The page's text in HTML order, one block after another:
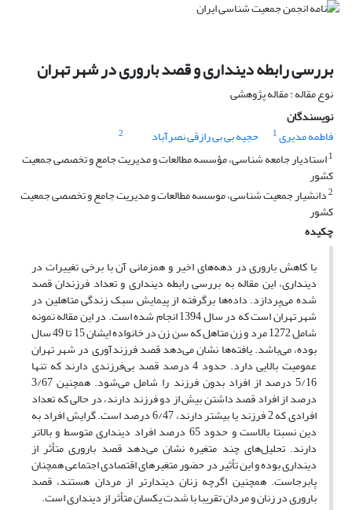
بررسی رابطه دینداری و قصد باروری در شهر تهران
نوع مقاله : مقاله پژوهشی
نویسندگان
فاطمه مدیری1 حجیه بی بی رازقی نصرآباد
2
1استادیار جامعه شناسی، مؤسسه مطالعات و مدیریت جامع و تخصصی جمعیت
کشور
2دانشیار جمعیت شناسی، موسسه مطالعات و مدیریت جامع و تخصصی جمعیت
کشور
چکیده
با کاهش باروری در دهه‌های اخیر و همزمانی آن با برخی تغییرات در
دینداری، این مقاله به بررسی رابطه دینداری و تعداد فرزندان قصد
شده می‌پردازد. داده‌ها برگرفته از پیمایش سبک زندگی متاهلین در
شهر تهران است که در سال 1394 انجام شده است. در این مقاله نمونه
شامل 1272 مرد و زن متاهل که سن زن در خانواده ایشان 15 تا 49 سال
بوده، می‌باشد. یافته‌ها نشان می‌دهد قصد فرزندآوری در شهر تهران
عمومیت بالایی دارد. حدود 4 درصد قصد بی‌فرزندی دارند که تنها
5/16 درصد از افراد بدون فرزند را شامل می‌شود. همچنین 3/67
درصد از افراد قصد داشتن بیش از دو فرزند دارند، در حالی که تعداد
افرادی که 2 فرزند یا بیشتر دارند، 6/47 درصد است. گرایش افراد به
دین نسبتا بالاست و حدود 65 درصد افراد دینداری متوسط و بالاتر
دارند. تحلیل‌های چند متغیره نشان می‌دهد قصد باروری متأثر از
دینداری بوده و این تأثیر در حضور متغیرهای اقتصادی اجتماعی همچنان
پابرجاست. همچنین اگرچه زنان دیندارتر از مردان هستند، قصد
باروری در زنان و مردان تقریبا با شدت یکسان متأثر از دینداری است.